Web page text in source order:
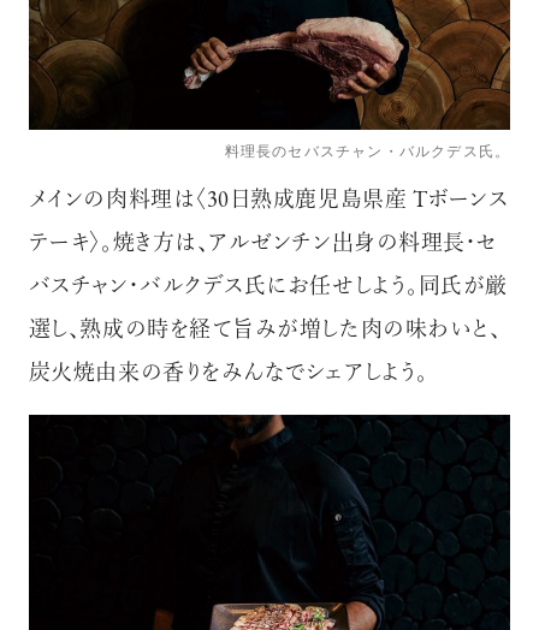
料理長のセバスチャン・バルクデス氏。
メインの肉料理は〈30日熟成鹿児島県産 Tボーンス
テーキ〉。焼き方は、アルゼンチン出身の料理長・セ
バスチャン・バルクデス氏にお任せしよう。同氏が厳
選し、熟成の時を経て旨みが増した肉の味わいと、
炭火焼由来の香りをみんなでシェアしよう。